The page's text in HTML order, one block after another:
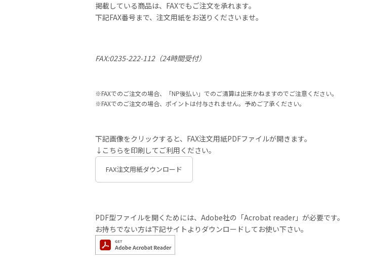
掲載している商品は、FAXでもご注文を承れます。
下記FAX番号まで、注文用紙をお送りくださいませ。
FAX:0235-222-112（24時間受付）
FAXでのご注文の場合、「NP後払い」でのご清算は出来かねますのでご注意ください。
FAXでのご注文の場合、ポイントは付与されません。予めご了承ください。
下記画像をクリックすると、FAX注文用紙PDFファイルが開きます。
↓こちらを印刷してご利用ください。
FAX注文用紙ダウンロード
PDF型ファイルを開くためには、Adobe社の「Acrobat reader」が必要です。
お持ちでない方は下記サイトよりダウンロードしてお使い下さい。